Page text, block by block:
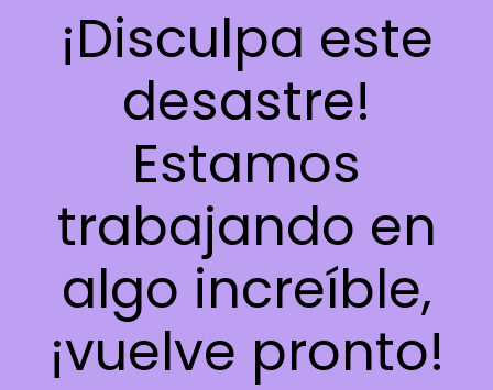
¡Disculpa este
desastre!
Estamos
trabajando en
algo increíble,
¡vuelve pronto!